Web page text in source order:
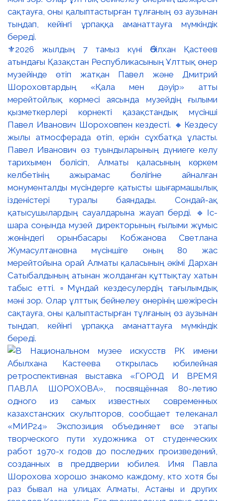
⚜️2026 жылдың 7 тамыз күні Әбілхан Қастеев
атындағы Қазақстан Республикасының Ұлттық өнер
музейінде өтіп жатқан Павел және Дмитрий
Шороховтардың «Қала мен дәуір» атты
мерейтойлық көрмесі аясында музейдің ғылыми
қызметкерлері көрнекті қазақстандық мүсінші
Павел Иванович Шороховпен кездесті. 🔸Кездесу
жылы атмосферада өтіп, еркін сұхбатқа ұласты.
Павел Иванович өз туындыларының дүниеге келу
тарихымен бөлісіп, Алматы қаласының көркем
келбетінің ажырамас бөлігіне айналған
монументалды мүсіндерге қатысты шығармашылық
ізденістері туралы баяндады. Сондай-ақ
қатысушылардың сауалдарына жауап берді. 🔹Іс-
шара соңында музей директорының ғылыми жұмыс
жөніндегі орынбасары Кобжанова Светлана
Жумасултановна мүсіншіге оның 80 жас
мерейтойына орай Алматы қаласының әкімі Дархан
Сатыбалдының атынан жолданған құттықтау хатын
табыс етті. ▫️Мұндай кездесулердің тағылымдық
мәні зор. Олар ұлттық бейнелеу өнерінің шежіресін
сақтауға, оны қалыптастырған тұлғаның өз аузынан
тыңдап, кейінгі ұрпаққа аманаттауға мүмкіндік
береді.